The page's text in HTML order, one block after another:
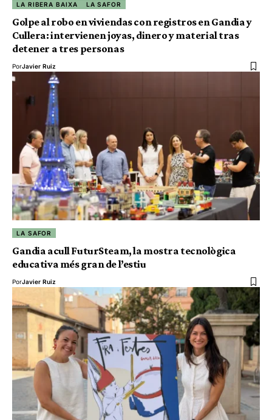
LA RIBERA BAIXA LA SAFOR
Golpe al robo en viviendas con registros en Gandia y
Cullera: intervienen joyas, dinero y material tras
detener a tres personas
PorJavier Ruiz
LA SAFOR
Gandia acull FuturSteam, la mostra tecnològica
educativa més gran de l’estiu
PorJavier Ruiz